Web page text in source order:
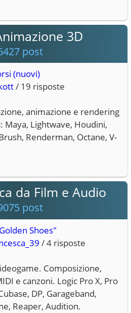
3D
post
(nuovi)
/ 19 risposte
animazione e rendering
Maya, Lightwave, Houdini,
Renderman, Octane, V-
da Film e Audio
post
Shoes"
/ 4 risposte
Composizione,
e canzoni. Logic Pro X, Pro
DP, Garageband,
Reaper, Audition.